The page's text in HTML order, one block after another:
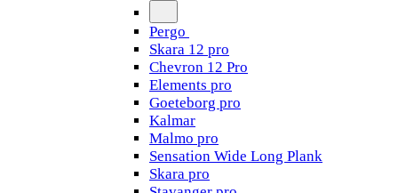
Pergo
Skara 12 pro
Chevron 12 Pro
Elements pro
Goeteborg pro
Kalmar
Malmo pro
Sensation Wide Long Plank
Skara pro